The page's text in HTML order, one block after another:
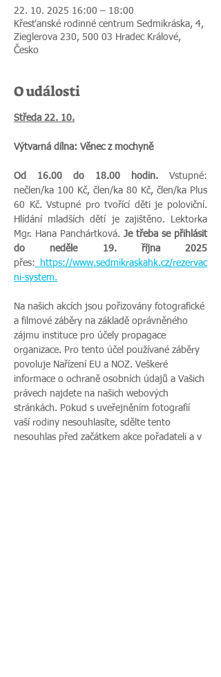
22. 10. 2025 16:00 – 18:00
Křesťanské rodinné centrum Sedmikráska, 4,
Zieglerova 230, 500 03 Hradec Králové,
Česko
O události
Středa 22. 10.
Výtvarná dílna: Věnec z mochyně
Od 16.00 do 18.00 hodin. Vstupné:
nečlen/ka 100 Kč, člen/ka 80 Kč, člen/ka Plus
60 Kč. Vstupné pro tvořící děti je poloviční.
Hlídání mladších dětí je zajištěno. Lektorka
Mgr. Hana Panchártková. Je třeba se přihlásit
přes:
https://www.sedmikraskahk.cz/rezervac
ni-system.
Na našich akcích jsou pořizovány fotografické
a filmové záběry na základě oprávněného
zájmu instituce pro účely propagace
organizace. Pro tento účel používané záběry
povoluje Nařízení EU a NOZ. Veškeré
informace o ochraně osobních údajů a Vašich
právech najdete na našich webových
stránkách. Pokud s uveřejněním fotografií
vaší rodiny nesouhlasíte, sdělte tento
nesouhlas před začátkem akce pořadateli a v